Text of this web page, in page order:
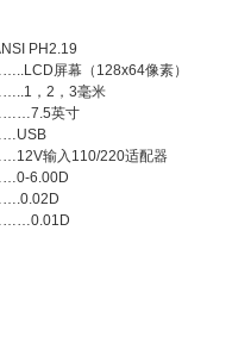
PH2.19
幕（128x64像素）
2，3毫米
英寸
入110/220适配器
6.00D